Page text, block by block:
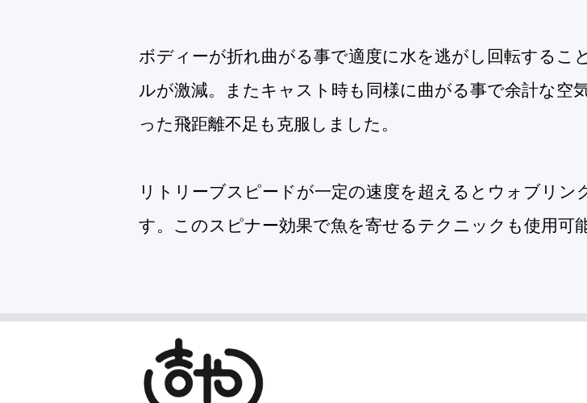
ボディーが折れ曲がる事で適度に水を逃がし回転する
ルが激減。またキャスト時も同様に曲がる事で余計な空
った飛距離不足も克服しました。
リトリーブスピードが一定の速度を超えるとウォブリ
す。このスピナー効果で魚を寄せるテクニックも使用可